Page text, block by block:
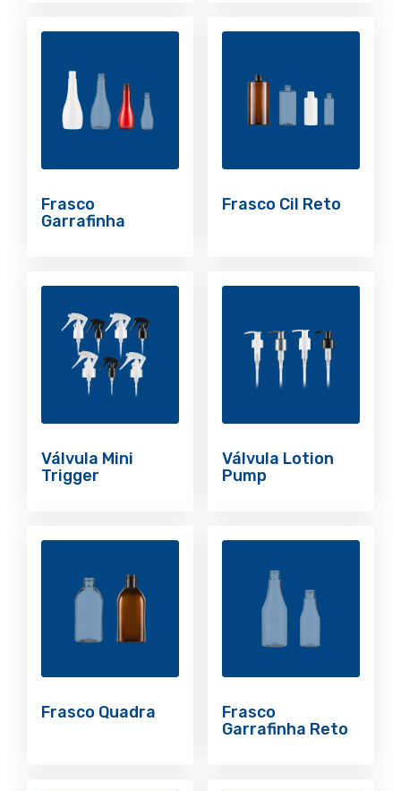
Frasco
Garrafinha
Frasco Cil Reto
Válvula Mini
Trigger
Válvula Lotion
Pump
Frasco Quadra
Frasco
Garrafinha Reto